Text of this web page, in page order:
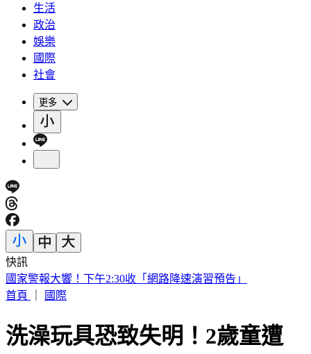
生活
政治
娛樂
國際
社會
更多
快訊
快訊／小刀證實離婚！「台玻駙馬」身分驚早已成過去式
首頁
國際
洗澡玩具恐致失明！2歲童遭